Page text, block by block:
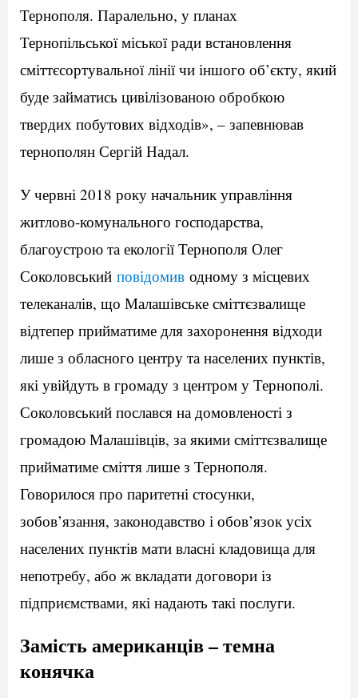
Тернополя. Паралельно, у планах
Тернопільської міської ради встановлення
сміттєсортувальної лінії чи іншого об’єкту, який
буде займатись цивілізованою обробкою
твердих побутових відходів», – запевнював
тернополян Сергій Надал.
У червні 2018 року начальник управління
житлово-комунального господарства,
благоустрою та екології Тернополя Олег
Соколовський повідомив одному з місцевих
телеканалів, що Малашівське сміттєзвалище
відтепер прийматиме для захоронення відходи
лише з обласного центру та населених пунктів,
які увійдуть в громаду з центром у Тернополі.
Соколовський послався на домовленості з
громадою Малашівців, за якими сміттєзвалище
прийматиме сміття лише з Тернополя.
Говорилося про паритетні стосунки,
зобов’язання, законодавство і обов’язок усіх
населених пунктів мати власні кладовища для
непотребу, або ж вкладати договори із
підприємствами, які надають такі послуги.
Замість американців – темна
конячка